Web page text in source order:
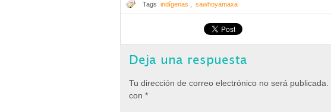
Tags indígenas sawhoyamaxa
Deja una respuesta
Tu dirección de correo electrónico no será publicada.
con *